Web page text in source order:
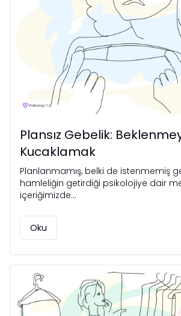
Plansız Gebelik:
Kucaklamak
Planlanmamış, belki de istenmemiş
hamleliğin getirdiği psikolojiye dair
içeriğimizde...
Oku